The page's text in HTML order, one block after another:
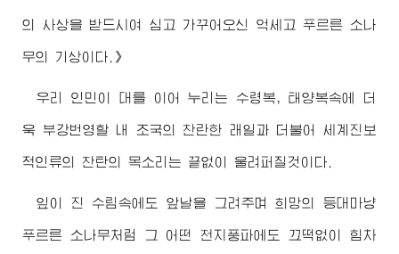
의 사상을 받드시여 심고 가꾸어오신 억세고 푸르른 소나
무의 기상이다.》
우리 인민이 대를 이어 누리는 수령복, 태양복속에 더
욱 부강번영할 내 조국의 찬란한 래일과 더불어 세계진보
적인류의 찬탄의 목소리는 끝없이 울려퍼질것이다.
잎이 진 수림속에도 앞날을 그려주며 희망의 등대마냥
푸르른 소나무처럼 그 어떤 천지풍파에도 끄떡없이 힘차